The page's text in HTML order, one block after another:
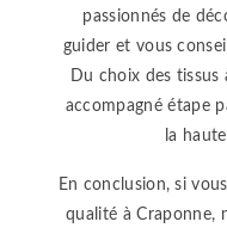
passionnés de
guider et vous
Du choix des tissus
accompagné étape
la
En conclusion, si
qualité à Craponne,